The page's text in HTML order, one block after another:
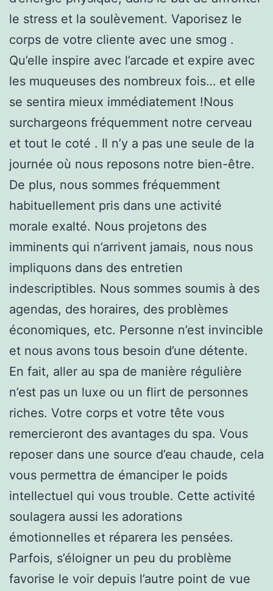
le stress et la soulèvement. Vaporisez le
corps de votre cliente avec une smog .
Qu’elle inspire avec l’arcade et expire avec
les muqueuses des nombreux fois… et elle
se sentira mieux immédiatement !Nous
surchargeons fréquemment notre cerveau
et tout le coté . Il n’y a pas une seule de la
journée où nous reposons notre bien-être.
De plus, nous sommes fréquemment
habituellement pris dans une activité
morale exalté. Nous projetons des
imminents qui n’arrivent jamais, nous nous
impliquons dans des entretien
indescriptibles. Nous sommes soumis à des
agendas, des horaires, des problèmes
économiques, etc. Personne n’est invincible
et nous avons tous besoin d’une détente.
En fait, aller au spa de manière régulière
n’est pas un luxe ou un flirt de personnes
riches. Votre corps et votre tête vous
remercieront des avantages du spa. Vous
reposer dans une source d’eau chaude, cela
vous permettra de émanciper le poids
intellectuel qui vous trouble. Cette activité
soulagera aussi les adorations
émotionnelles et réparera les pensées.
Parfois, s’éloigner un peu du problème
favorise le voir depuis l’autre point de vue